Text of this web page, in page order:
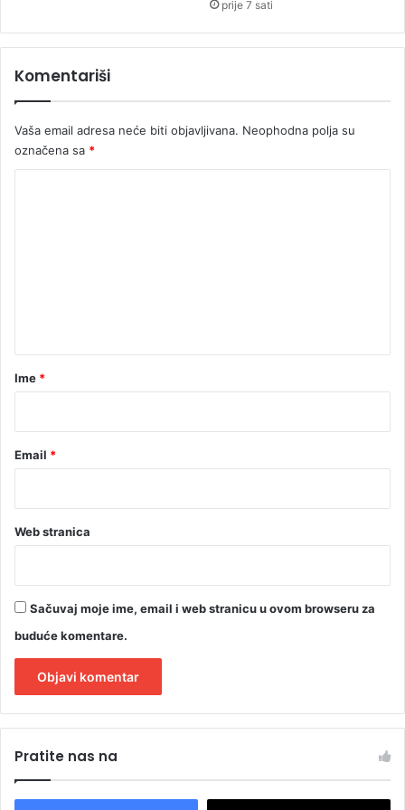
ž
a
s
e
prije 7 sati
Komentariši
Vaša email adresa neće biti objavljivana. Neophodna polja su
označena sa *
rIme *
Email *
Web stranica
Sačuvaj moje ime, email i web stranicu u ovom browseru za
buduće komentare.
tPratite nas na